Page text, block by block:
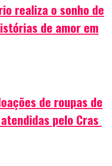
realiza o sonho de
de amor em
de roupas de
pelo Cras